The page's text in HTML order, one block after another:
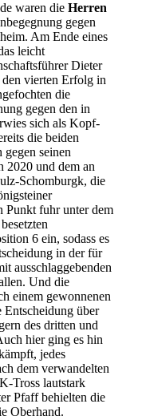
waren dieHerren
gegen
Am Ende eines
leicht
Dieter
vierten Erfolg in
die
gegen den in
sich als Kopf-
die beiden
seinen
2020 und dem an
Schomburgk, die
Punkt fuhr unter dem
6 ein, sodass es
in der für
ausschlaggebenden
Und die
einem gewonnenen
Entscheidung über
des dritten und
hier ging es hin
jedes
dem verwandelten
Tross lautstark
Pfaff behielten die
Oberhand.